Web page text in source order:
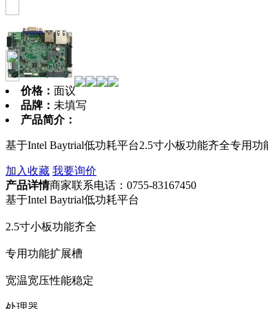
价格： 面议
品牌： 未填写
产品简介：
基于Intel Baytrial低功耗平台2.5寸小板功能齐全专用
加入收藏 我要询价
产品详情商家联系电话：0755-83167450
基于Intel Baytrial低功耗平台
2.5寸小板功能齐全
专用功能扩展槽
宽温宽压性能稳定